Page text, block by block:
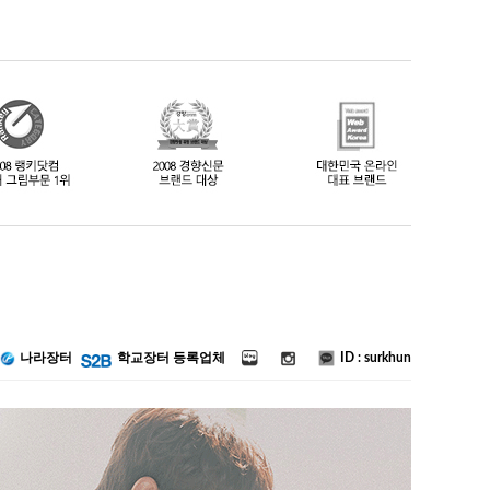
나라장터 학교장터 등록업체 ID : surkhun